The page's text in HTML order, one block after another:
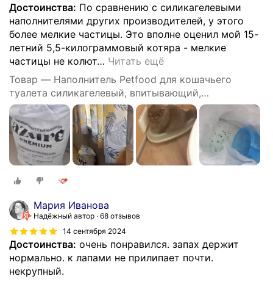
Достоинства: По сравнению с силикагелевыми
наполнителями других производителей, у этого
более мелкие частицы. Это вполне оценил мой 15-
летний 5,5-килограммовый котяра - мелкие
частицы не колют… Читать ещё
Товар — Наполнитель Petfood для кошачьего
туалета силикагелевый, впитывающий,
кристаллический, зеленые гранулы, 20 кг, 50 л.
Мария Иванова
Надёжный автор 68 отзывов
14 сентября 2024
Достоинства: очень понравился. запах держит
нормально. к лапами не прилипает почти.
некрупный.